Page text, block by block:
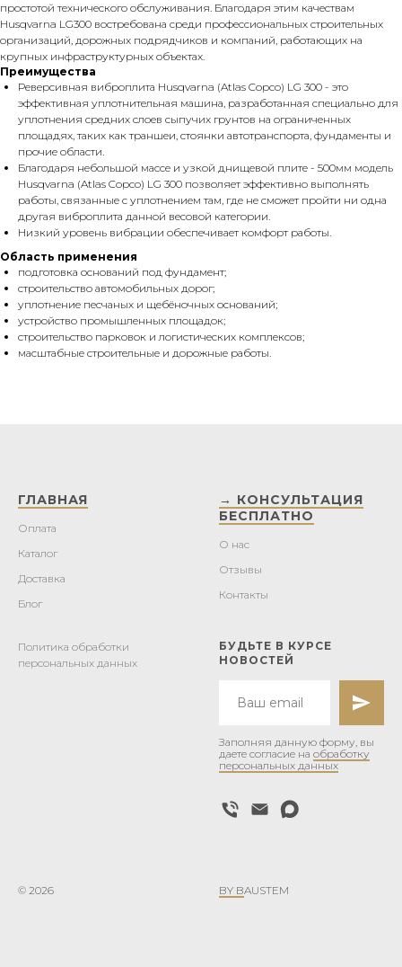
простотой технического обслуживания. Благодаря этим качествам
Husqvarna LG300 востребована среди профессиональных строительных
организаций, дорожных подрядчиков и компаний, работающих на
крупных инфраструктурных объектах.
Преимущества
Реверсивная виброплита Husqvarna (Atlas Copco) LG 300 - это
эффективная уплотнительная машина, разработанная специально для
уплотнения средних слоев сыпучих грунтов на ограниченных
площадях, таких как траншеи, стоянки автотранспорта, фундаменты и
прочие области.
Благодаря небольшой массе и узкой днищевой плите - 500мм модель
Husqvarna (Atlas Copco) LG 300 позволяет эффективно выполнять
работы, связанные с уплотнением там, где не сможет пройти ни одна
другая виброплита данной весовой категории.
Низкий уровень вибрации обеспечивает комфорт работы.
Область применения
подготовка оснований под фундамент;
строительство автомобильных дорог;
уплотнение песчаных и щебёночных оснований;
устройство промышленных площадок;
строительство парковок и логистических комплексов;
масштабные строительные и дорожные работы.
ГЛАВНАЯ
Оплата
Каталог
Доставка
Блог
→ КОНСУЛЬТАЦИЯ
БЕСПЛАТНО
О нас
Отзывы
Контакты
Политика обработки
персональных данных
БУДЬТЕ В КУРСЕ
НОВОСТЕЙ
Заполняя данную форму, вы
даете согласие на обработку
персональных данных
© 2026 BY BAUSTEM